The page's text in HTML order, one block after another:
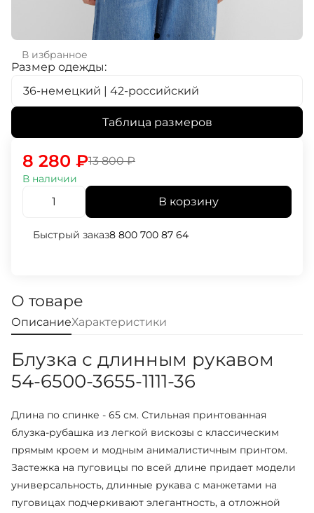
В избранное
Размер одежды:
36-немецкий | 42-российский
Таблица размеров
13 800₽
8 280 ₽
В наличии
В корзину
Быстрый заказ8 800 700 87 64
О товаре
ОписаниеХарактеристики
Блузка с длинным рукавом
54-6500-3655-1111-36
Длина по спинке - 65 см. Стильная принтованная
блузка-рубашка из легкой вискозы с классическим
прямым кроем и модным анималистичным принтом.
Застежка на пуговицы по всей длине придает модели
универсальность, длинные рукава с манжетами на
пуговицах подчеркивают элегантность, а отложной